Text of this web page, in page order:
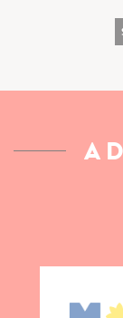
A